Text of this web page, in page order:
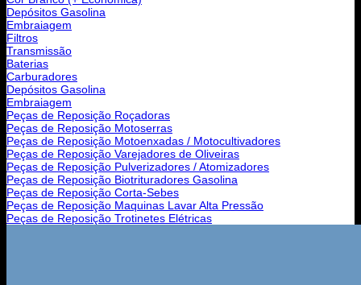
Depósitos Gasolina
Embraiagem
Filtros
Transmissão
Baterias
Carburadores
Depósitos Gasolina
Embraiagem
Peças de Reposição Roçadoras
Peças de Reposição Motoserras
Peças de Reposição Motoenxadas / Motocultivadores
Peças de Reposição Varejadores de Oliveiras
Peças de Reposição Pulverizadores / Atomizadores
Peças de Reposição Biotrituradores Gasolina
Peças de Reposição Corta-Sebes
Peças de Reposição Maquinas Lavar Alta Pressão
Peças de Reposição Trotinetes Elétricas